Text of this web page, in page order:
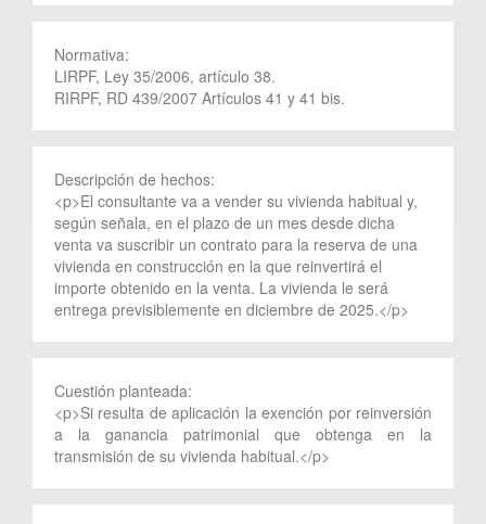
Normativa:
LIRPF, Ley 35/2006, artículo 38.
RIRPF, RD 439/2007 Artículos 41 y 41 bis.
Descripción de hechos:
<p>El consultante va a vender su vivienda habitual y,
según señala, en el plazo de un mes desde dicha
venta va suscribir un contrato para la reserva de una
vivienda en construcción en la que reinvertirá el
importe obtenido en la venta. La vivienda le será
entrega previsiblemente en diciembre de 2025.</p>
Cuestión planteada:
<p>Si resulta de aplicación la exención por reinversión
a la ganancia patrimonial que obtenga en la
transmisión de su vivienda habitual.</p>